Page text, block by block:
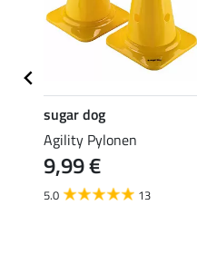
sugar dog
Agility Pylonen
9,99 €
5.0 13